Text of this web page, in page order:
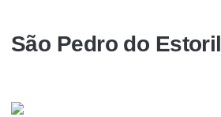
São Pedro do Estoril